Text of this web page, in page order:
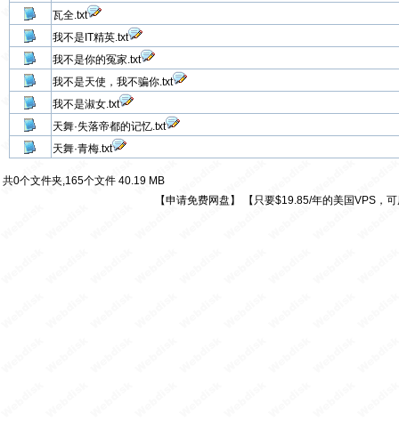
瓦全.txt
我不是IT精英.txt
我不是你的冤家.txt
我不是天使，我不骗你.txt
我不是淑女.txt
天舞·失落帝都的记忆.txt
天舞·青梅.txt
共0个文件夹,165个文件 40.19 MB
【申请免费网盘 】 【 只要$19.85/年的美国VPS，